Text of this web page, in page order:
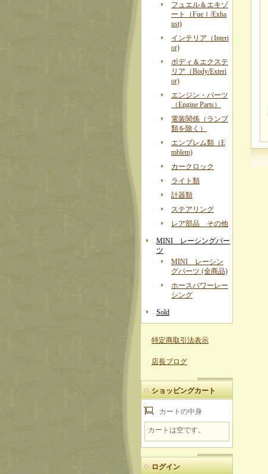
フュエル＆エキゾ
ート（Fueｌ/Exha
ust)
インテリア（Interi
or)
ボディ＆エクステ
リア（Body/Exteri
or)
エンジン・パーツ
（Engine Parts）
電装関係（ランプ
類を除く）
エンブレム類（E
mblem)
カークロック
ライト類
計器類
ステアリング
レア部品 その他
MINI レーシングパー
ツ
MINI レーシン
グパーツ (全商品)
ホースパワーレー
シング
Sold
特定商取引法表示
店長ブログ
ショッピングカート
カートの中身
カートは空です。
ログイン